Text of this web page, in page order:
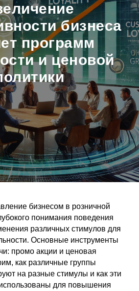
бизнеса
программ
и ценовой
бизнесом в розничной
понимания поведения
различных стимулов для
Основные инструменты
промо акции и ценовая
как различные группы
на разные стимулы и как эти
для повышения